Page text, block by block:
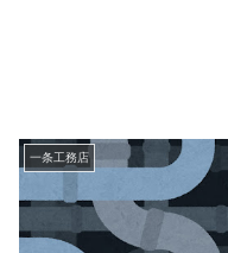
一条工務店